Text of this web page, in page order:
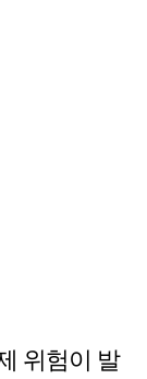
위험이 발